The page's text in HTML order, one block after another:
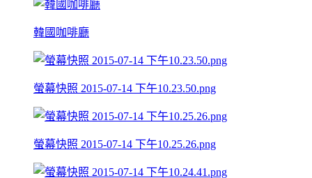
韓國咖啡廳
螢幕快照 2015-07-14 下午10.23.50.png
螢幕快照 2015-07-14 下午10.25.26.png